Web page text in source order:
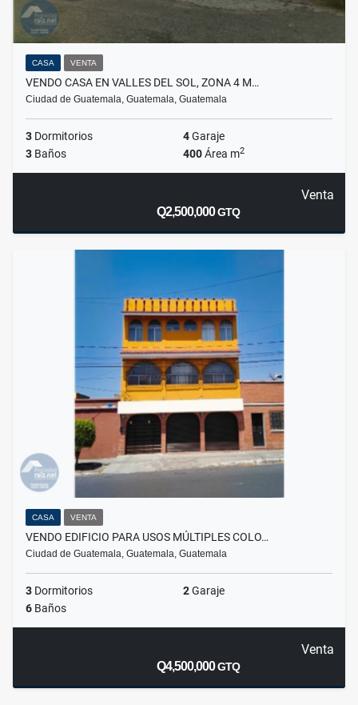
CASA VENTA
VENDO CASA EN VALLES DEL SOL, ZONA 4 M…
Ciudad de Guatemala, Guatemala, Guatemala
3 Dormitorios 4Garaje
3 Baños 400Área m2
Venta
Q2,500,000GTQ
CASA VENTA
VENDO EDIFICIO PARA USOS MÚLTIPLES COLO…
Ciudad de Guatemala, Guatemala, Guatemala
3 Dormitorios 2Garaje
6 Baños
Venta
Q4,500,000GTQ